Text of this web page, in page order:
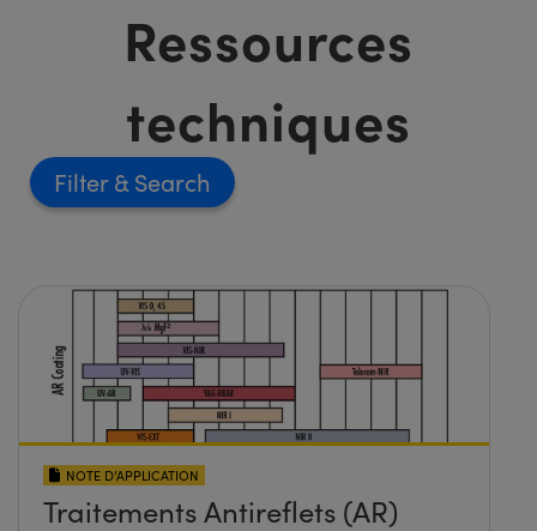
Ressources
techniques
Filter
NOTE D’APPLICATION
Traitements Antireflets (AR)